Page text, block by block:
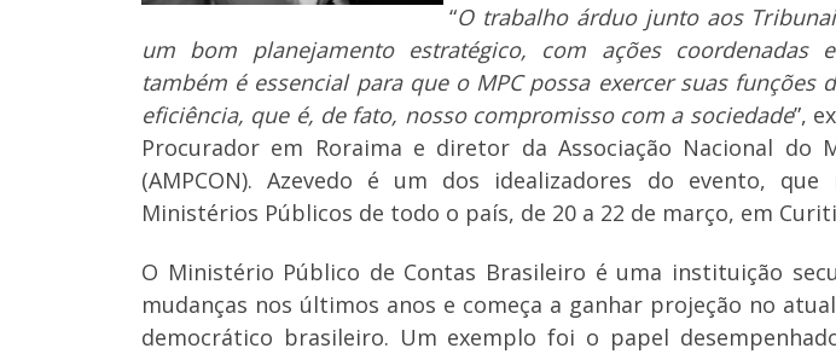
“O trabalho árduo junto aos
um bom planejamento estratégico, com ações coordenadas
também é essencial para que o MPC possa exercer suas funções
eficiência, que é, de fato, nosso compromisso com a sociedade”,
Procurador em Roraima e diretor da Associação Nacional do
(AMPCON). Azevedo é um dos idealizadores do evento,
Ministérios Públicos de todo o país, de 20 a 22 de março, em
O Ministério Público de Contas Brasileiro é uma instituição
mudanças nos últimos anos e começa a ganhar projeção no
democrático brasileiro. Um exemplo foi o papel